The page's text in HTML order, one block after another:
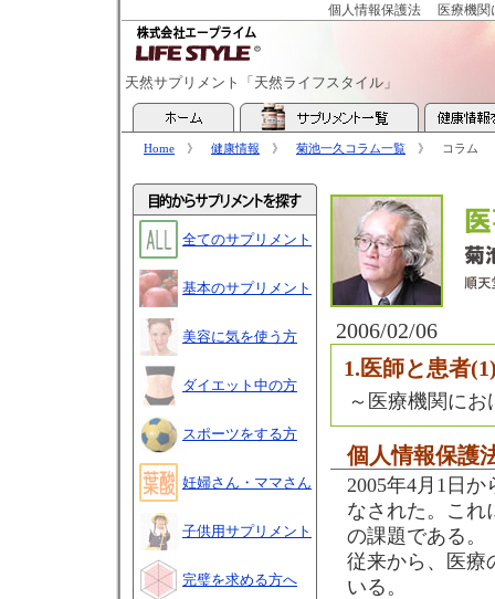
個人情報保護法 医療機
天然サプリメント「天然ライフスタイル」
Home 》 健康情報 》 菊池一久コラム一覧 》 コラム
2006/02/06
1.医師と患者
～医療機関に
個人情報保護
2005年4月1日
なされた。これ
の課題である。
従来から、医療
いる。
全てのサプリメント
基本のサプリメント
美容に気を使う方
ダイエット中の方
スポーツをする方
妊婦さん・ママさん
子供用サプリメント
完璧を求める方へ